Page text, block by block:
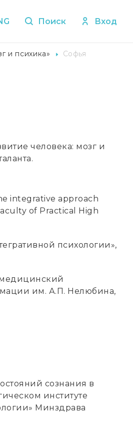
Поиск Вход
и психика»
Софья
человека: мозг и
integrative approach
of Practical High
психологии»,
им. А.П. Нелюбина,
сознания в
институте
Минздрава